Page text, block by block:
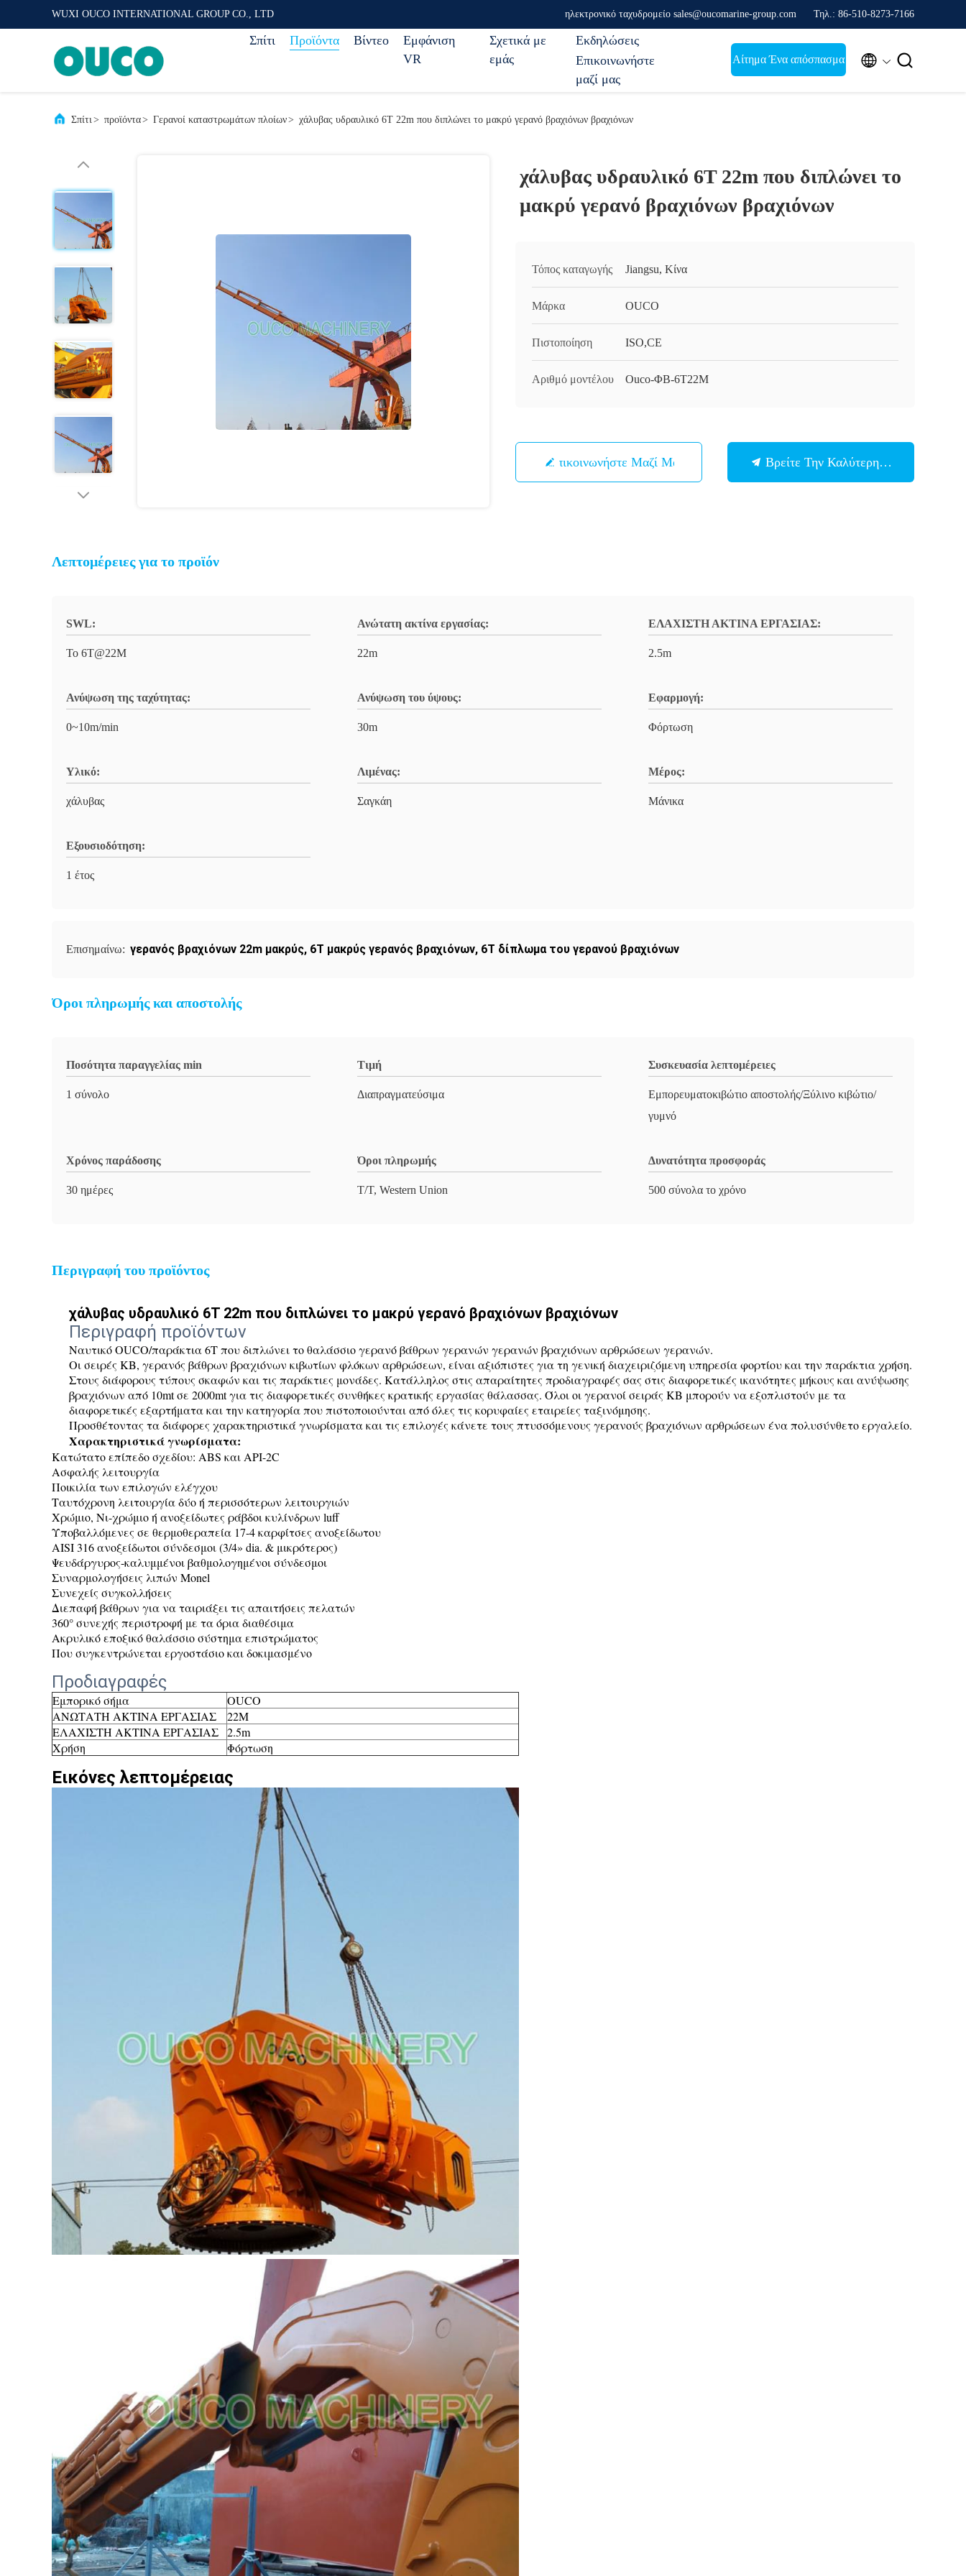
WUXI OUCO INTERNATIONAL GROUP CO., LTD ηλεκτρονικό ταχυδρομείο sales@oucomarine-group.com Τηλ.: 86-510-8273-7166
Σπίτι Προϊόντα Βίντεο
Εμφάνιση
VR
Σχετικά με
εμάς
Εκδηλώσεις
Επικοινωνήστε
μαζί μας
Αίτημα Ένα απόσπασμα  
Σπίτι> προϊόντα> Γερανοί καταστρωμάτων πλοίων> χάλυβας υδραυλικό 6T 22m που διπλώνει το μακρύ γερανό βραχιόνων βραχιόνων
χάλυβας υδραυλικό 6T 22m που διπλώνει το
μακρύ γερανό βραχιόνων βραχιόνων
Τόπος καταγωγής Jiangsu, Κίνα
Μάρκα OUCO
Πιστοποίηση ISO,CE
Αριθμό μοντέλου Ouco-ΦΒ-6T22M
Επικοινωνήστε Μαζί Μας Βρείτε Την Καλύτερη Τιμή
Λεπτομέρειες για το προϊόν
SWL:
Το 6T@22M
Ανώτατη ακτίνα εργασίας:
22m
ΕΛΑΧΙΣΤΗ ΑΚΤΙΝΑ ΕΡΓΑΣΙΑΣ:
2.5m
Ανύψωση της ταχύτητας:
0~10m/min
Ανύψωση του ύψους:
30m
Εφαρμογή:
Φόρτωση
Υλικό:
χάλυβας
Λιμένας:
Σαγκάη
Μέρος:
Μάνικα
Εξουσιοδότηση:
1 έτος
Επισημαίνω: γερανός βραχιόνων 22m μακρύς, 6T μακρύς γερανός βραχιόνων, 6T δίπλωμα του γερανού βραχιόνων
Όροι πληρωμής και αποστολής
Ποσότητα παραγγελίας min
1 σύνολο
Τιμή
Διαπραγματεύσιμα
Συσκευασία λεπτομέρειες
Εμπορευματοκιβώτιο αποστολής/Ξύλινο κιβώτιο/
γυμνό
Χρόνος παράδοσης
30 ημέρες
Όροι πληρωμής
T/T, Western Union
Δυνατότητα προσφοράς
500 σύνολα το χρόνο
Περιγραφή του προϊόντος
χάλυβας υδραυλικό 6T 22m που διπλώνει το μακρύ γερανό βραχιόνων βραχιόνων
Περιγραφή προϊόντων
Ναυτικό OUCO/παράκτια 6T που διπλώνει το θαλάσσιο γερανό βάθρων γερανών γερανών βραχιόνων αρθρώσεων γερανών.
Οι σειρές KB, γερανός βάθρων βραχιόνων κιβωτίων φλόκων αρθρώσεων, είναι αξιόπιστες για τη γενική διαχειριζόμενη υπηρεσία φορτίου και την παράκτια χρήση.
Στους διάφορους τύπους σκαφών και τις παράκτιες μονάδες. Κατάλληλος στις απαραίτητες προδιαγραφές σας στις διαφορετικές ικανότητες μήκους και ανύψωσης
βραχιόνων από 10mt σε 2000mt για τις διαφορετικές συνθήκες κρατικής εργασίας θάλασσας. Όλοι οι γερανοί σειράς KB μπορούν να εξοπλιστούν με τα
διαφορετικές εξαρτήματα και την κατηγορία που πιστοποιούνται από όλες τις κορυφαίες εταιρείες ταξινόμησης.
Προσθέτοντας τα διάφορες χαρακτηριστικά γνωρίσματα και τις επιλογές κάνετε τους πτυσσόμενους γερανούς βραχιόνων αρθρώσεων ένα πολυσύνθετο εργαλείο.
Χαρακτηριστικά γνωρίσματα:
Κατώτατο επίπεδο σχεδίου: ABS και API-2C
Ασφαλής λειτουργία
Ποικιλία των επιλογών ελέγχου
Ταυτόχρονη λειτουργία δύο ή περισσότερων λειτουργιών
Χρώμιο, Νι-χρώμιο ή ανοξείδωτες ράβδοι κυλίνδρων luff
Υποβαλλόμενες σε θερμοθεραπεία 17-4 καρφίτσες ανοξείδωτου
AISI 316 ανοξείδωτοι σύνδεσμοι (3/4» dia. & μικρότερος)
Ψευδάργυρος-καλυμμένοι βαθμολογημένοι σύνδεσμοι
Συναρμολογήσεις λιπών Monel
Συνεχείς συγκολλήσεις
Διεπαφή βάθρων για να ταιριάξει τις απαιτήσεις πελατών
360° συνεχής περιστροφή με τα όρια διαθέσιμα
Ακρυλικό εποξικό θαλάσσιο σύστημα επιστρώματος
Που συγκεντρώνεται εργοστάσιο και δοκιμασμένο
Προδιαγραφές
Εμπορικό σήμα
OUCO
ΑΝΩΤΑΤΗ ΑΚΤΙΝΑ ΕΡΓΑΣΙΑΣ
22M
ΕΛΑΧΙΣΤΗ ΑΚΤΙΝΑ ΕΡΓΑΣΙΑΣ 2.5m
Χρήση
Φόρτωση
Εικόνες λεπτομέρειας